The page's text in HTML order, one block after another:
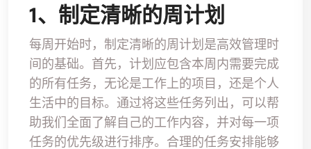
1、制定清晰的周计划
每周开始时，制定清晰的周计划是高效管理时
间的基础。首先，计划应包含本周内需要完成
的所有任务，无论是工作上的项目，还是个人
生活中的目标。通过将这些任务列出，可以帮
助我们全面了解自己的工作内容，并对每一项
任务的优先级进行排序。合理的任务安排能够